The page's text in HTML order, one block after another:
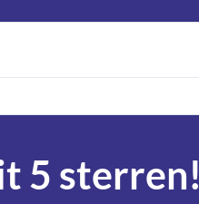
5 sterren!